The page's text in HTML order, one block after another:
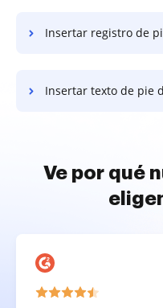
Insertar registro de pie de
Insertar texto de pie de
Ve por qué